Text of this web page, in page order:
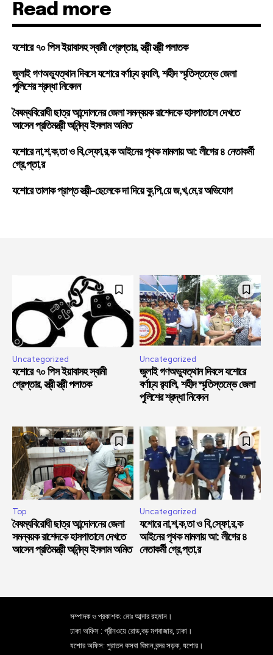
Read more
যশোরে ৭০ পিস ইয়াবাসহ স্বামী গ্রেপ্তার, স্ত্রী স্ত্রী পলাতক
জুলাই গণঅভ্যুত্থান দিবসে যশোরে বর্ণাঢ্য র‍্যালি, শহীদ স্মৃতিস্তম্ভে জেলা
পুলিশের শ্রদ্ধা নিবেদন
বৈষম্যবিরোধী ছাত্র আন্দোলনের জেলা সমন্বয়ক রাশেদকে হাসপাতালে দেখতে
আসেন প্রতিমন্ত্রী অনিন্দ্য ইসলাম অমিত
যশোরে না,শ,ক,তা ও বি,স্ফো,র,ক আইনের পৃথক মামলায় আ: লীগের ৪ নেতাকর্মী
গ্রে,প্তা,র
যশোরে তালাক প্রাপ্ত স্ত্রী-ছেলেকে দা দিয়ে কু,পি,য়ে জ,খ,মে,র অভিযোগ
Uncategorized
যশোরে ৭০ পিস ইয়াবাসহ স্বামী
গ্রেপ্তার, স্ত্রী স্ত্রী পলাতক
Uncategorized
জুলাই গণঅভ্যুত্থান দিবসে যশোরে
বর্ণাঢ্য র‍্যালি, শহীদ স্মৃতিস্তম্ভে জেলা
পুলিশের শ্রদ্ধা নিবেদন
Top
বৈষম্যবিরোধী ছাত্র আন্দোলনের জেলা
সমন্বয়ক রাশেদকে হাসপাতালে দেখতে
আসেন প্রতিমন্ত্রী অনিন্দ্য ইসলাম অমিত
Uncategorized
যশোরে না,শ,ক,তা ও বি,স্ফো,র,ক
আইনের পৃথক মামলায় আ: লীগের ৪
নেতাকর্মী গ্রে,প্তা,র
সম্পাদক ও প্রকাশক: মোঃ আব্দার রহমান।
ঢাকা অফিস : গ্রীনওয়ে রোড,বড় মগবাজার, ঢাকা।
যশোর অফিস: পুরাতন কসবা বিমান বন্দর সড়ক, যশোর।